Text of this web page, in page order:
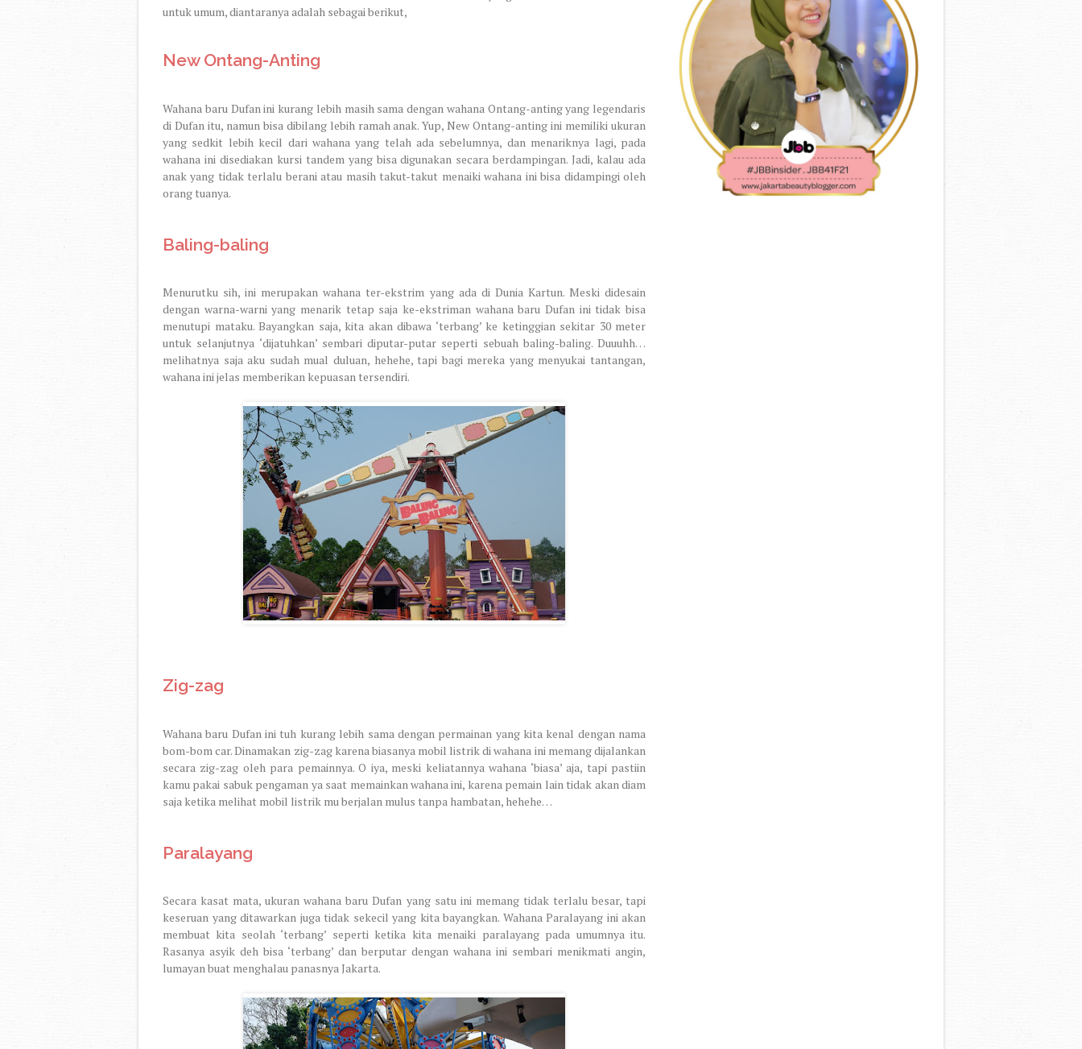
untuk umum, diantaranya adalah sebagai berikut,
New Ontang-Anting
Wahana baru Dufan ini kurang lebih masih sama dengan wahana Ontang-anting yang legendaris
di Dufan itu, namun bisa dibilang lebih ramah anak. Yup, New Ontang-anting ini memiliki ukuran
yang sedkit lebih kecil dari wahana yang telah ada sebelumnya, dan menariknya lagi, pada
wahana ini disediakan kursi tandem yang bisa digunakan secara berdampingan. Jadi, kalau ada
anak yang tidak terlalu berani atau masih takut-takut menaiki wahana ini bisa didampingi oleh
orang tuanya.
Baling-baling
Menurutku sih, ini merupakan wahana ter-ekstrim yang ada di Dunia Kartun. Meski didesain
dengan warna-warni yang menarik tetap saja ke-ekstriman wahana baru Dufan ini tidak bisa
menutupi mataku. Bayangkan saja, kita akan dibawa ‘terbang’ ke ketinggian sekitar 30 meter
untuk selanjutnya ‘dijatuhkan’ sembari diputar-putar seperti sebuah baling-baling. Duuuhh…
melihatnya saja aku sudah mual duluan, hehehe, tapi bagi mereka yang menyukai tantangan,
wahana ini jelas memberikan kepuasan tersendiri.
Zig-zag
Wahana baru Dufan ini tuh kurang lebih sama dengan permainan yang kita kenal dengan nama
bom-bom car. Dinamakan zig-zag karena biasanya mobil listrik di wahana ini memang dijalankan
secara zig-zag oleh para pemainnya. O iya, meski keliatannya wahana ‘biasa’ aja, tapi pastiin
kamu pakai sabuk pengaman ya saat memainkan wahana ini, karena pemain lain tidak akan diam
saja ketika melihat mobil listrik mu berjalan mulus tanpa hambatan, hehehe…
Paralayang
Secara kasat mata, ukuran wahana baru Dufan yang satu ini memang tidak terlalu besar, tapi
keseruan yang ditawarkan juga tidak sekecil yang kita bayangkan. Wahana Paralayang ini akan
membuat kita seolah ‘terbang’ seperti ketika kita menaiki paralayang pada umumnya itu.
Rasanya asyik deh bisa ‘terbang’ dan berputar dengan wahana ini sembari menikmati angin,
lumayan buat menghalau panasnya Jakarta.